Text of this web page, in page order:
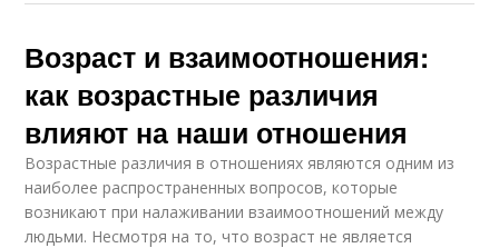
Возраст и взаимоотношения:
как возрастные различия
влияют на наши отношения
Возрастные различия в отношениях являются одним из
наиболее распространенных вопросов, которые
возникают при налаживании взаимоотношений между
людьми. Несмотря на то, что возраст не является